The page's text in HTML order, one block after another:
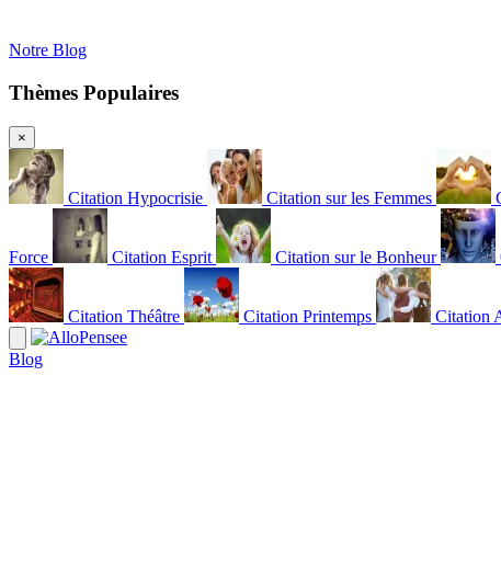
Notre Blog
Thèmes Populaires
×
Citation Hypocrisie Citation sur les Femmes
Force Citation Esprit Citation sur le Bonheur
Citation Théâtre Citation Printemps Citation
Blog